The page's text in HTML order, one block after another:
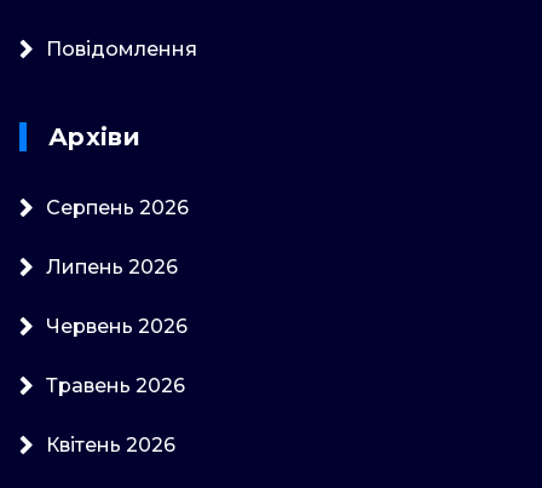
Повідомлення
Архіви
Серпень 2026
Липень 2026
Червень 2026
Травень 2026
Квітень 2026